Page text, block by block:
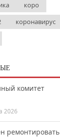
коро
коронавирус
комитет
2026
ремонтировать